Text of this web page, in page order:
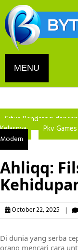
to
content
MENU
Situs Bandarqq
Kelasnya
Pkv Games
Modern
Ahliqq:
October 22, 2025 |
Di dunia yang serba
orang mencari cara